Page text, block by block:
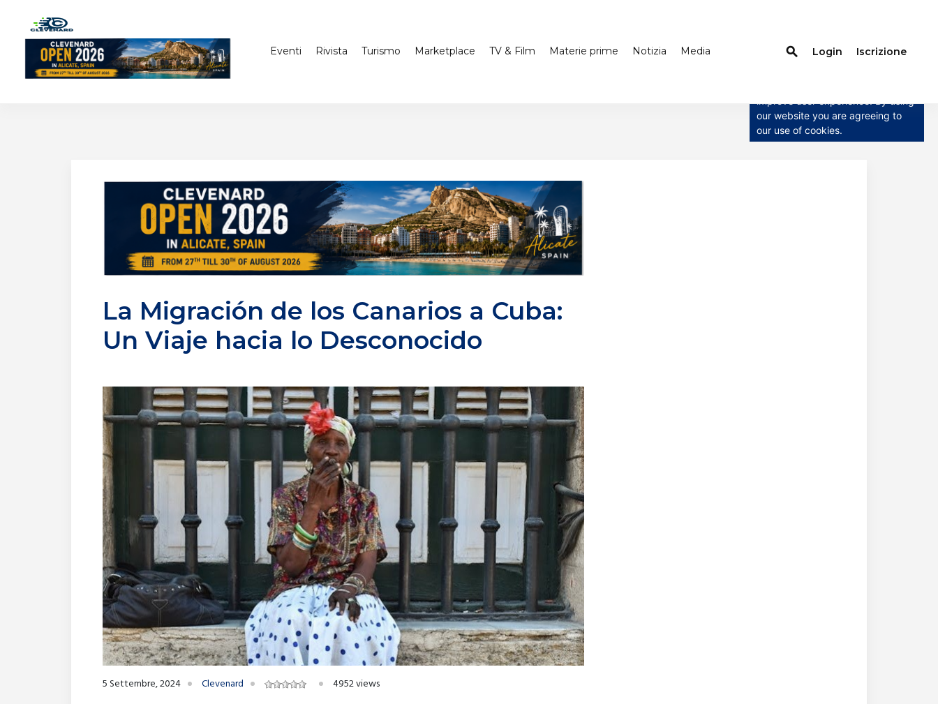
Eventi Rivista Turismo Marketplace TV & Film Materie prime Notizia Media search Login Iscrizione
La Migración de los Canarios a Cuba:
Un Viaje hacia lo Desconocido
5 Settembre, 2024 Clevenard
4952 views
our website you are agreeing to
our use of cookies.